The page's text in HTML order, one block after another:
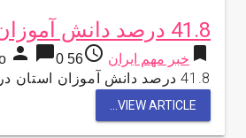
41.8 درصد دانش آموزان استان در فنی حرفه ای و کار و دانش تحصیل می کنند
bookmark خبر مهم ایران access_time
56 years ago
person chat_bubble0
41.8 درصد دانش آموزان استان در فنی حرفه ای و کار و دانش تحصیل می کنند به گزارش مركز اطلاع …
VIEW ARTICLE...